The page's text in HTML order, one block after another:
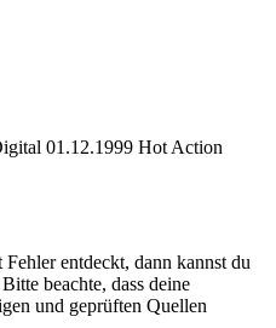
01.12.1999 Hot Action
entdeckt, dann kannst du
beachte, dass deine
und geprüften Quellen